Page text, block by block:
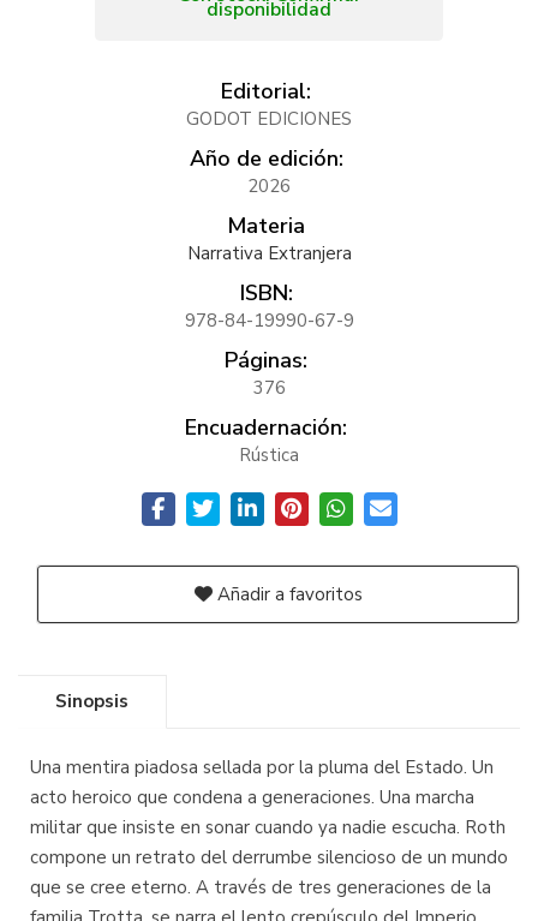
disponibilidad
Editorial:
GODOT EDICIONES
Año de edición:
2026
Materia
Narrativa Extranjera
ISBN:
978-84-19990-67-9
Páginas:
376
Encuadernación:
Rústica
Añadir a favoritos
Sinopsis
Una mentira piadosa sellada por la pluma del Estado. Un
acto heroico que condena a generaciones. Una marcha
militar que insiste en sonar cuando ya nadie escucha. Roth
compone un retrato del derrumbe silencioso de un mundo
que se cree eterno. A través de tres generaciones de la